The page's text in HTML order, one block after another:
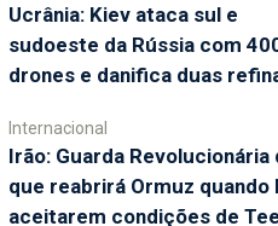
Ucrânia: Kiev ataca sul e
sudoeste da Rússia com
drones e danifica duas
Internacional
Irão: Guarda Revolucionária
que reabrirá Ormuz quando
aceitarem condições de